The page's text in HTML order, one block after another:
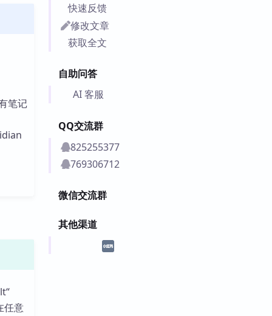
快速反馈
修改文章
获取全文
自助问答
AI 客服
QQ交流群
825255377
769306712
微信交流群
其他渠道
笔记
任意